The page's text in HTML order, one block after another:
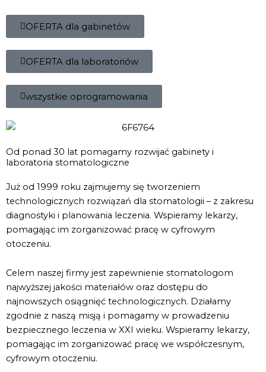
OFERTA dla gabinetów
OFERTA dla laboratoriów
wszystkie oprogramowania
Od ponad 30 lat pomagamy rozwijać gabinety i
laboratoria stomatologiczne
Już od 1999 roku zajmujemy się tworzeniem
technologicznych rozwiązań dla stomatologii – z zakresu
diagnostyki i planowania leczenia. Wspieramy lekarzy,
pomagając im zorganizować pracę w cyfrowym
otoczeniu.
Celem naszej firmy jest zapewnienie stomatologom
najwyższej jakości materiałów oraz dostępu do
najnowszych osiągnięć technologicznych. Działamy
zgodnie z naszą misją i pomagamy w prowadzeniu
bezpiecznego leczenia w XXI wieku. Wspieramy lekarzy,
pomagając im zorganizować pracę we współczesnym,
cyfrowym otoczeniu.